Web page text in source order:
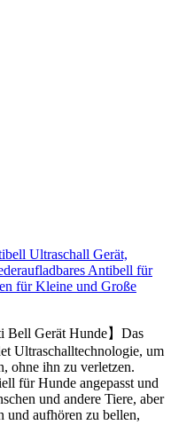
Ultraschall Gerät,
Antibell für
für Kleine und Große
Bell Gerät Hunde】Das
Ultraschalltechnologie, um
ohne ihn zu verletzen.
für Hunde angepasst und
und andere Tiere, aber
und aufhören zu bellen,